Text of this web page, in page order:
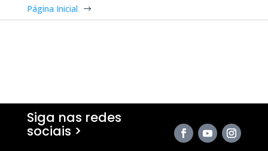
Página Inicial $
Siga nas redes
sociais >